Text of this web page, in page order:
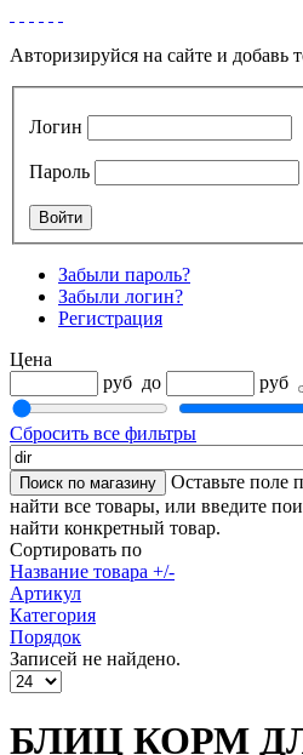
Авторизируйся на сайте и добавь
Логин
Пароль
Забыли пароль?
Забыли логин?
Регистрация
Цена
руб до руб
Сбросить все фильтры
Оставьте поле
найти все товары, или введите
найти конкретный товар.
Сортировать по
Название товара +/-
Артикул
Категория
Порядок
Записей не найдено.
БЛИЦ КОРМ